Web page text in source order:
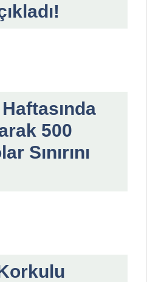
500
Sınırını